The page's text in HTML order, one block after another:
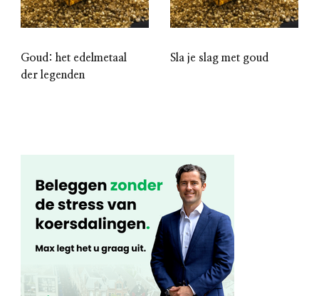
Goud: het edelmetaal
der legenden
Sla je slag met goud